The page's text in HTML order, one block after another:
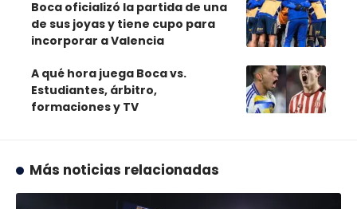
Boca oficializó la partida de una
de sus joyas y tiene cupo para
incorporar a Valencia
A qué hora juega Boca vs.
Estudiantes, árbitro,
formaciones y TV
Más noticias relacionadas